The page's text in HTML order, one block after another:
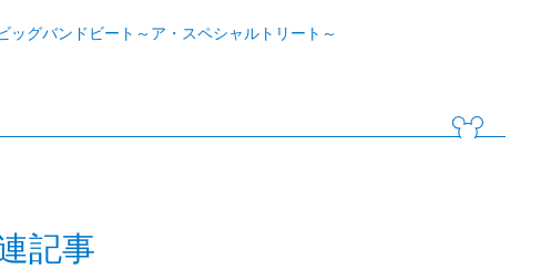
ッグバンドビート～ア・スペシャルトリート～
記事